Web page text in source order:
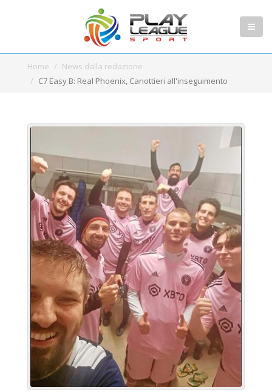
Home
News dalla redazione
C7 Easy B: Real Phoenix, Canottieri all'inseguimento